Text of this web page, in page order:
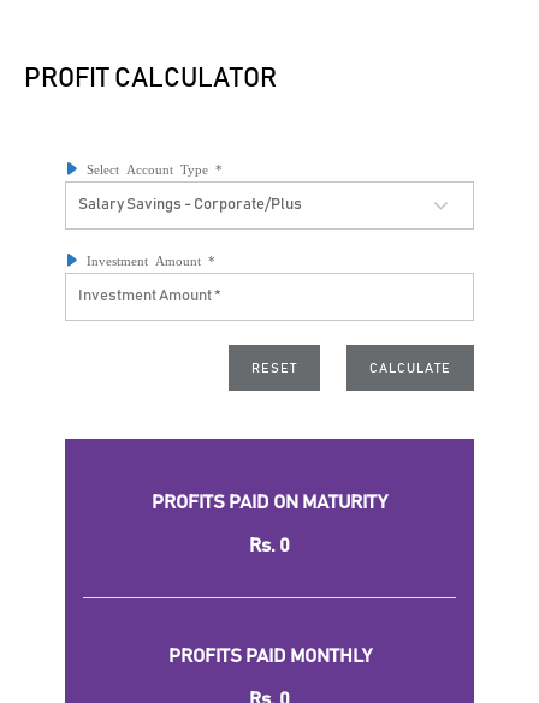
PROFIT CALCULATOR
Select Account Type *
Investment Amount *
PROFITS PAID ON MATURITY
Rs. 0
PROFITS PAID MONTHLY
Rs. 0